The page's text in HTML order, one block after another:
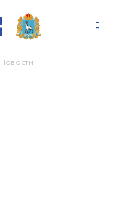
Новости